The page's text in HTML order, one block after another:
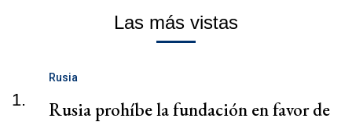
Las más vistas
1.
Rusia
Rusia prohíbe la fundación en favor de